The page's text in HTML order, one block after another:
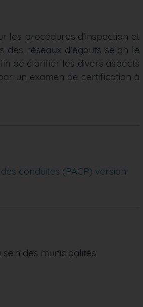
les procédures d’inspection et
des réseaux d’égouts selon le
de clarifier les divers aspects
un examen de certification à
conduites (PACP) version
des municipalités